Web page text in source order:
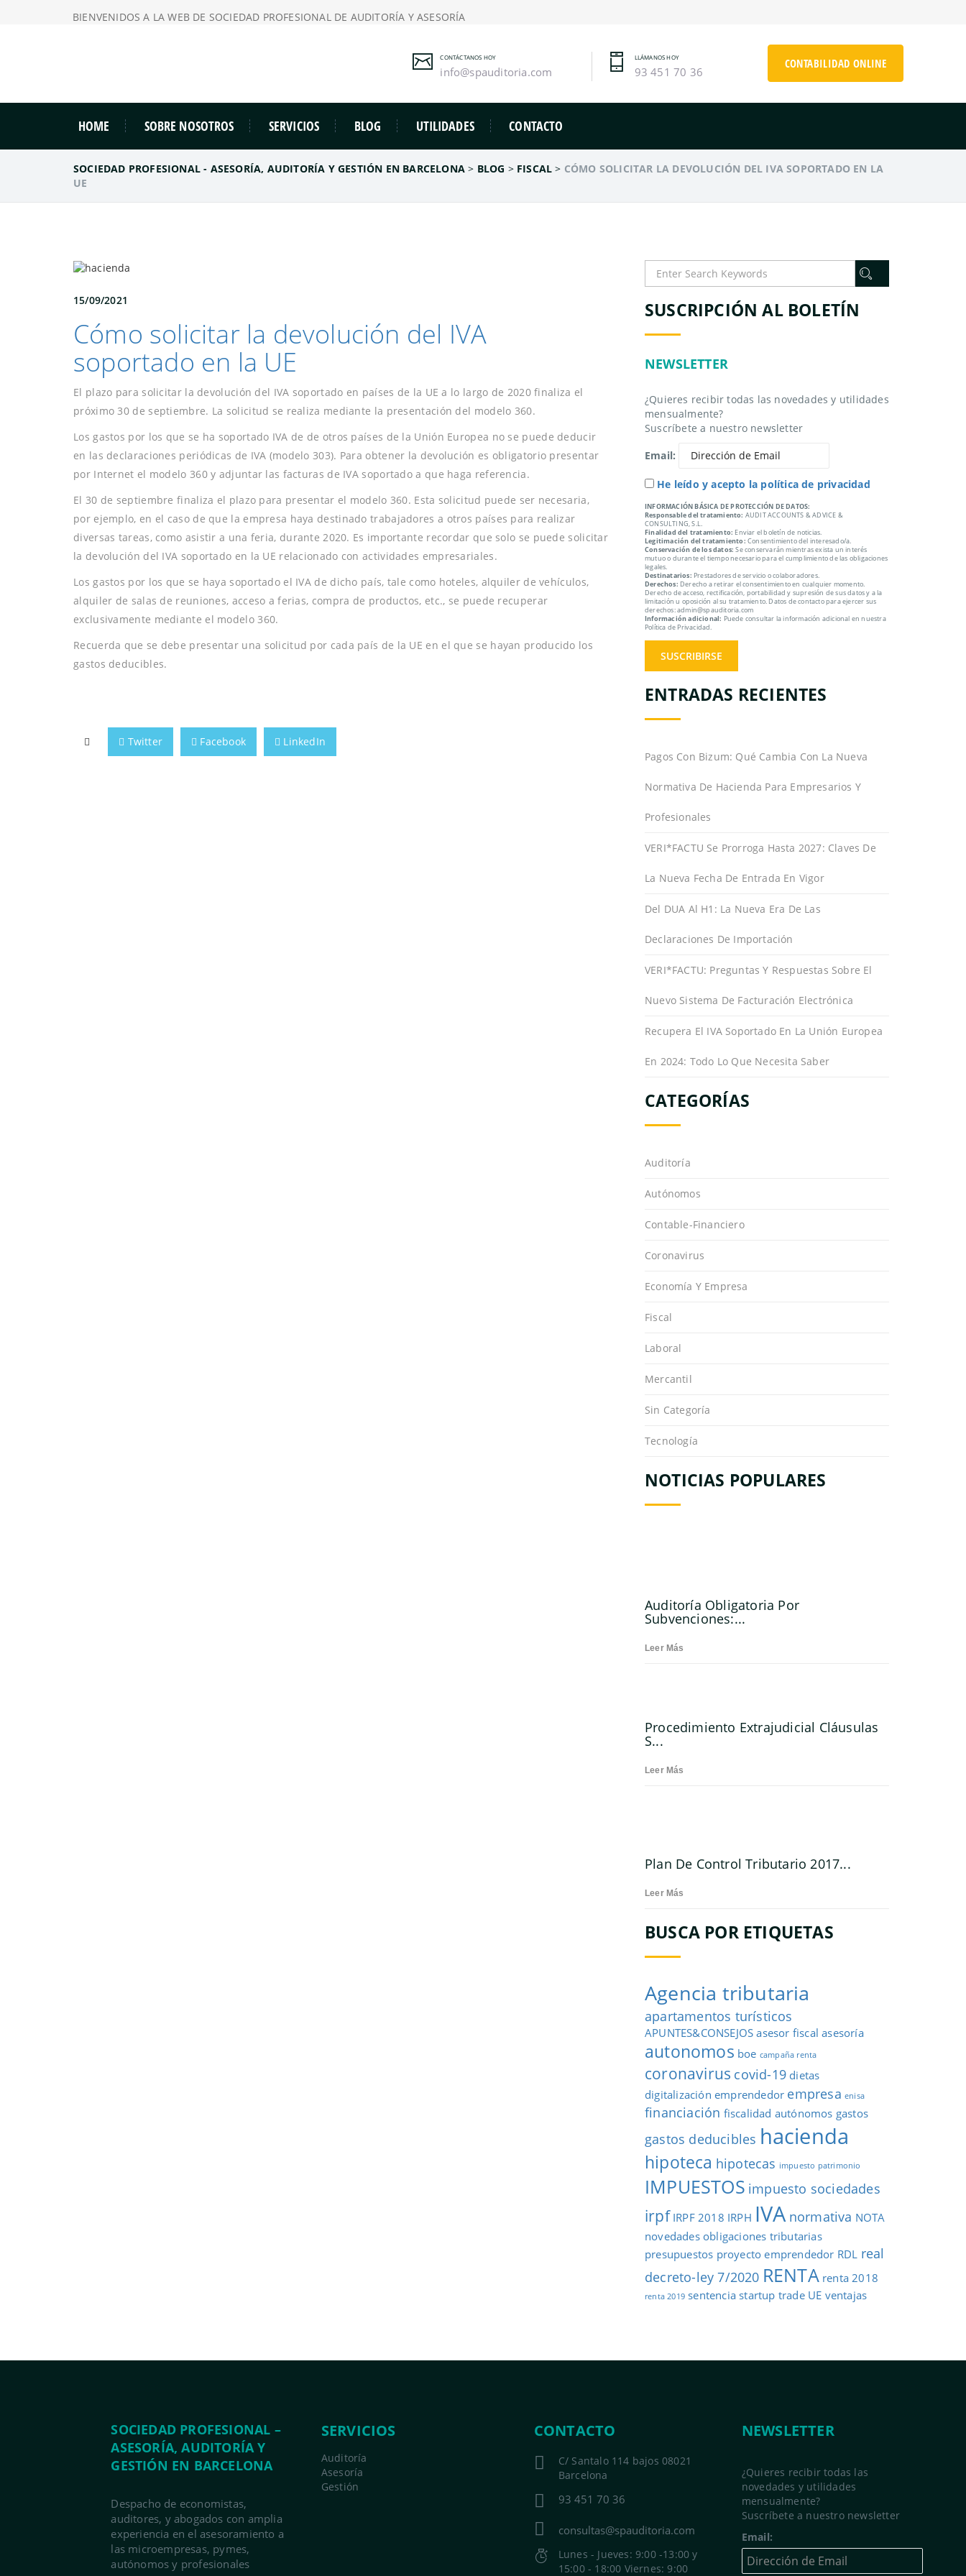
BIENVENIDOS A LA WEB DE SOCIEDAD PROFESIONAL DE AUDITORÍA Y ASESORÍA
CONTABILIDAD ONLINE
LLÁMANOS HOY
93 451 70 36
CONTÁCTANOS HOY
info@spauditoria.com
HOME SOBRE NOSOTROS SERVICIOS BLOG UTILIDADES CONTACTO
SOCIEDAD PROFESIONAL - ASESORÍA, AUDITORÍA Y GESTIÓN EN BARCELONA > BLOG > FISCAL > CÓMO SOLICITAR LA DEVOLUCIÓN DEL IVA SOPORTADO EN LA
UE
15/09/2021
Cómo solicitar la devolución del IVA
soportado en la UE
El plazo para solicitar la devolución del IVA soportado en países de la UE a lo largo de 2020 finaliza el
próximo 30 de septiembre. La solicitud se realiza mediante la presentación del modelo 360.
Los gastos por los que se ha soportado IVA de de otros países de la Unión Europea no se puede deducir
en las declaraciones periódicas de IVA (modelo 303). Para obtener la devolución es obligatorio presentar
por Internet el modelo 360 y adjuntar las facturas de IVA soportado a que haga referencia.
El 30 de septiembre finaliza el plazo para presentar el modelo 360. Esta solicitud puede ser necesaria,
por ejemplo, en el caso de que la empresa haya destinado trabajadores a otros países para realizar
diversas tareas, como asistir a una feria, durante 2020. Es importante recordar que solo se puede solicitar
la devolución del IVA soportado en la UE relacionado con actividades empresariales.
Los gastos por los que se haya soportado el IVA de dicho país, tale como hoteles, alquiler de vehículos,
alquiler de salas de reuniones, acceso a ferias, compra de productos, etc., se puede recuperar
exclusivamente mediante el modelo 360.
Recuerda que se debe presentar una solicitud por cada país de la UE en el que se hayan producido los
gastos deducibles.
Twitter Facebook LinkedIn
SUSCRIPCIÓN AL BOLETÍN
NEWSLETTER
¿Quieres recibir todas las novedades y utilidades
mensualmente?
Suscríbete a nuestro newsletter
Email:
He leído y acepto la política de privacidad
INFORMACIÓN BÁSICA DE PROTECCIÓN DE DATOS:
Responsable del tratamiento: AUDIT ACCOUNTS & ADVICE &
CONSULTING, S.L.
Finalidad del tratamiento: Enviar el boletín de noticias.
Legitimación del tratamiento: Consentimiento del interesado/a.
Conservación de los datos: Se conservarán mientras exista un interés
mutuo o durante el tiempo necesario para el cumplimiento de las obligaciones
legales.
Destinatarios: Prestadores de servicio o colaboradores.
Derechos: Derecho a retirar el consentimiento en cualquier momento.
Derecho de acceso, rectificación, portabilidad y supresión de sus datos y a la
limitación u oposición al su tratamiento. Datos de contacto para ejercer sus
derechos: admin@spauditoria.com
Información adicional: Puede consultar la información adicional en nuestra
Política de Privacidad.
ENTRADAS RECIENTES
Pagos Con Bizum: Qué Cambia Con La Nueva
Normativa De Hacienda Para Empresarios Y
Profesionales
VERI*FACTU Se Prorroga Hasta 2027: Claves De
La Nueva Fecha De Entrada En Vigor
Del DUA Al H1: La Nueva Era De Las
Declaraciones De Importación
VERI*FACTU: Preguntas Y Respuestas Sobre El
Nuevo Sistema De Facturación Electrónica
Recupera El IVA Soportado En La Unión Europea
En 2024: Todo Lo Que Necesita Saber
CATEGORÍAS
Auditoría
Autónomos
Contable-Financiero
Coronavirus
Economía Y Empresa
Fiscal
Laboral
Mercantil
Sin Categoría
Tecnología
NOTICIAS POPULARES
Auditoría Obligatoria Por
Subvenciones:...
Leer Más
Procedimiento Extrajudicial Cláusulas
S...
Leer Más
Plan De Control Tributario 2017...
Leer Más
BUSCA POR ETIQUETAS
Agencia tributaria
apartamentos turísticos
APUNTES&CONSEJOS asesor fiscal asesoría
autonomos boe campaña renta
coronavirus covid-19 dietas
digitalización emprendedor empresa enisa
financiación fiscalidad autónomos gastos
gastos deducibles hacienda
hipoteca hipotecas impuesto patrimonio
IMPUESTOS impuesto sociedades
irpf IRPF 2018 IRPH IVA normativa NOTA
novedades obligaciones tributarias
presupuestos proyecto emprendedor RDL real
decreto-ley 7/2020 RENTA renta 2018
renta 2019 sentencia startup trade UE ventajas
SOCIEDAD PROFESIONAL –
ASESORÍA, AUDITORÍA Y
GESTIÓN EN BARCELONA
Despacho de economistas,
auditores, y abogados con amplia
experiencia en el asesoramiento a
las microempresas, pymes,
autónomos y profesionales
SERVICIOS
Auditoría
Asesoría
Gestión
CONTACTO
C/ Santalo 114 bajos 08021
Barcelona
93 451 70 36
consultas@spauditoria.com
Lunes - Jueves: 9:00 -13:00 y
15:00 - 18:00 Viernes: 9:00
NEWSLETTER
¿Quieres recibir todas las
novedades y utilidades
mensualmente?
Suscríbete a nuestro newsletter
Email: